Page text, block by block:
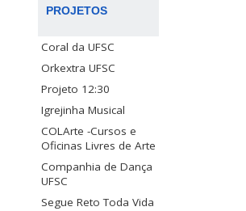
PROJETOS
Coral da UFSC
Orkextra UFSC
Projeto 12:30
Igrejinha Musical
COLArte -Cursos e
Oficinas Livres de Arte
Companhia de Dança
UFSC
Segue Reto Toda Vida